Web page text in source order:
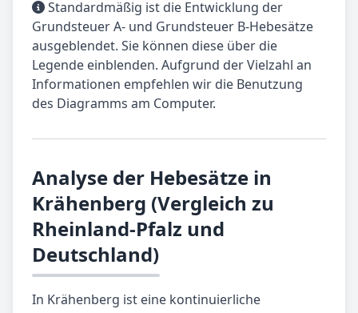
Standardmäßig ist die Entwicklung der
Grundsteuer A- und Grundsteuer B-Hebesätze
ausgeblendet. Sie können diese über die
Legende einblenden. Aufgrund der Vielzahl an
Informationen empfehlen wir die Benutzung
des Diagramms am Computer.
Analyse der Hebesätze in
Krähenberg (Vergleich zu
Rheinland-Pfalz und
Deutschland)
In Krähenberg ist eine kontinuierliche